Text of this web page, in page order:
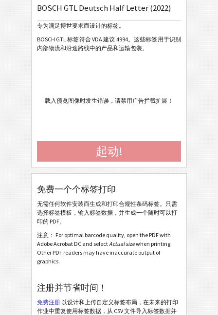
GM General Motors
CAT Caterpillar
B BOSCH
BOSCH GTL Deutsch A5 (2022)
BOSCH GTL Deutsch KLT1 (2022)
BOSCH GTL English A5 (2022)
BOSCH GTL English SLC1 (2022)
BOSCH GTL English SLC2 (2022)
BOSCH GTL Deutsch Half Letter (2022)
专为满足博世要求而设计的标签。
BOSCH GTL 标签符合 VDA 建议 4994。这些标签用于识别
内部物流和沿途路线中的产品和运输包装。
载入预览图像时发生错误，请禁用广告拦截扩展！
起动!
免费一个个标签打印
无需任何软件安装而生成和打印合规性条码标签。只需
选择标签模板，输入标签数据，并生成一个随时可以打
印的 PDF。
注意： For optimal barcode quality, open the PDF with
Adobe Acrobat DC and selectActual sizewhen printing.
Other PDF readers may have inaccurate output of
graphics.
注册并节省时间！
免费注册 以设计和上传自定义标签布局，在未来的打印
作业中重复使用标签数据，从 CSV 文件导入标签数据并